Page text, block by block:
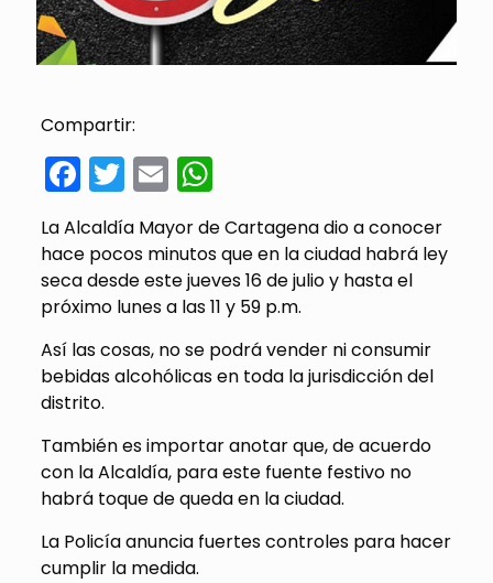
Compartir:
Facebook
Twitter
EmailWhatsApp
La Alcaldía Mayor de Cartagena dio a conocer
hace pocos minutos que en la ciudad habrá ley
seca desde este jueves 16 de julio y hasta el
próximo lunes a las 11 y 59 p.m.
Así las cosas, no se podrá vender ni consumir
bebidas alcohólicas en toda la jurisdicción del
distrito.
También es importar anotar que, de acuerdo
con la Alcaldía, para este fuente festivo no
habrá toque de queda en la ciudad.
La Policía anuncia fuertes controles para hacer
cumplir la medida.